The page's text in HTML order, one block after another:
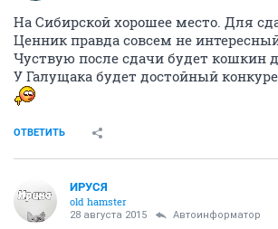
На Сибирской хорошее место. Для
Ценник правда совсем не
Чуствую после сдачи будет кошкин
У Галущака будет достойный
ОТВЕТИТЬ
ИРУСЯ
old hamster
28 августа 2015 Автоинформатор